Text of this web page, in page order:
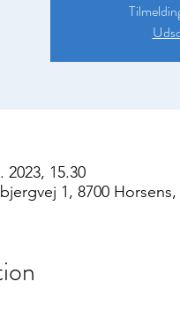
2023, 15.30
1, 8700